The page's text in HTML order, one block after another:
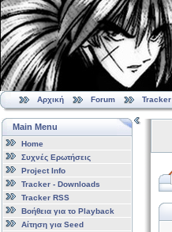
Αρχική Forum Tracker
Main Menu
Home
Συχνές Ερωτήσεις
Project Info
Tracker - Downloads
Tracker RSS
Βοήθεια για το Playback
Αίτηση για Seed